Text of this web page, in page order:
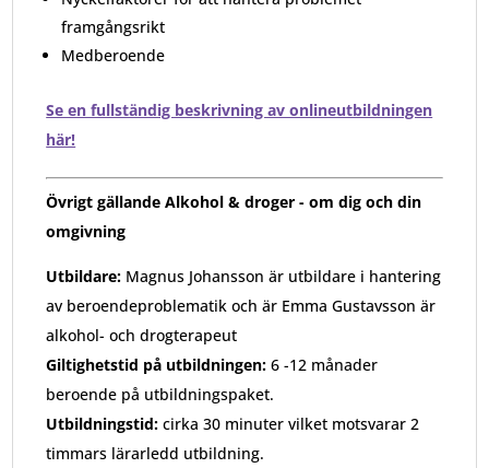
framgångsrikt
Medberoende
Se en fullständig beskrivning av onlineutbildningen
här!
Övrigt gällandeAlkohol & droger - om dig och din
omgivning
Utbildare: Magnus Johansson är utbildare i hantering
av beroendeproblematikoch är Emma Gustavsson är
alkohol- och drogterapeut
Giltighetstid på utbildningen:6 -12 månader
beroende på utbildningspaket.
Utbildningstid: cirka 30 minuter vilket motsvarar 2
timmars lärarledd utbildning.